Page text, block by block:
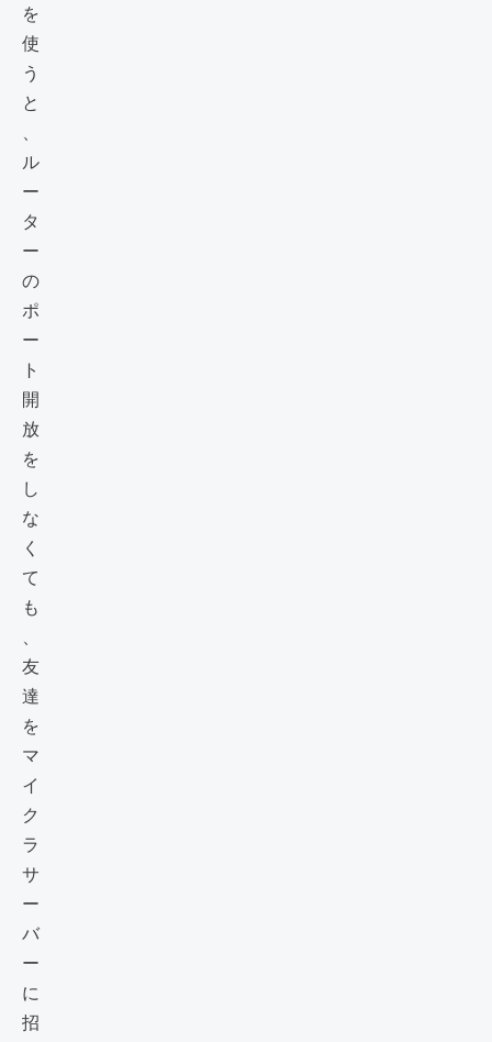
を
使
う
と
、
ル
ー
タ
ー
の
ポ
ー
ト
開
放
を
し
な
く
て
も
、
友
達
を
マ
イ
ク
ラ
サ
ー
バ
ー
に
招